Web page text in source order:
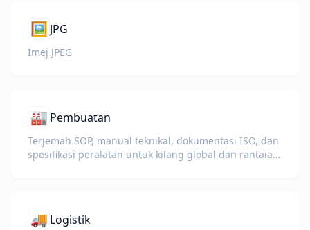
🖼️ JPG
Imej JPEG
🏭 Pembuatan
Terjemah SOP, manual teknikal, dokumentasi ISO, dan
spesifikasi peralatan untuk kilang global dan rantaian
🚚 Logistik